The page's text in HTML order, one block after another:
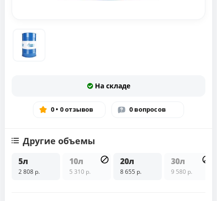
На складе
0 • 0 отзывов 0 вопросов
Другие объемы
5л
2 808 р.
10л
5 310 р.
20л
8 655 р.
30л
9 580 р.